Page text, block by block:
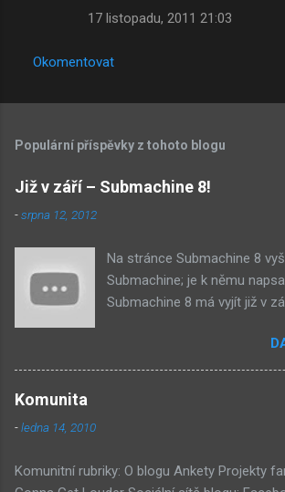
17 listopadu, 2011 21:03
Okomentovat
Populární příspěvky z tohoto blogu
Již v září – Submachine 8!
-srpna 12, 2012
Na stránce Submachine 8
Submachine; je k němu
Submachine 8 má vyjít již v
zveřejněný materiál ze
pozadí menu. První screen,
v DaymareTown 1 ( stránka
Komunita
-ledna 14, 2010
Komunitní rubriky: O blogu Ankety Projekty